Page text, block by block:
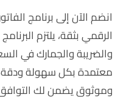
انضم الآن إلى برنامج
الرقمي بثقة، يلتزم
والضريبة والجمارك في
معتمدة بكل سهولة
وموثوق يضمن لك التوافق